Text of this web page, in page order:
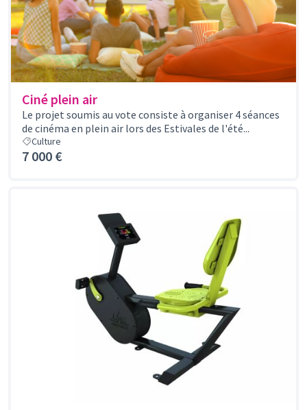
Ciné plein air
Le projet soumis au vote consiste à organiser 4 séances
de cinéma en plein air lors des Estivales de l'été...
Culture
7 000 €